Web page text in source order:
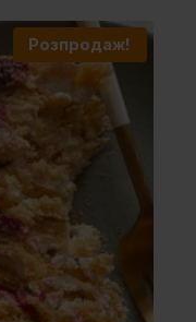
Розпродаж!